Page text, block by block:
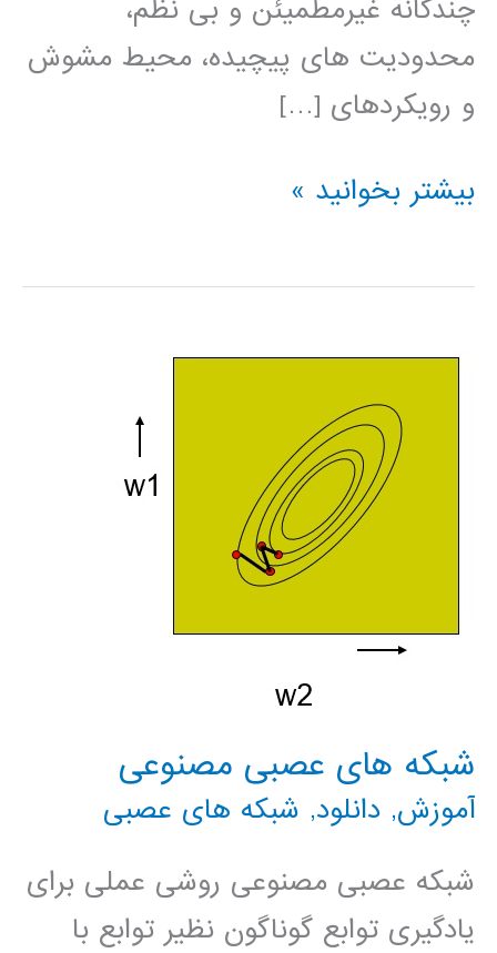
چندگانه غیرمطمیئن و بی نظم،
محدودیت های پیچیده، محیط مشوش
و رویکردهای […]
کتاب
هوش
MATLAB/SIMULINK
بیشتر بخوانید »
شبکه های عصبی مصنوعی
آموزش, دانلود, شبکه های عصبی
شبکه عصبی مصنوعی روشی عملی برای
یادگیری توابع گوناگون نظیر توابع با